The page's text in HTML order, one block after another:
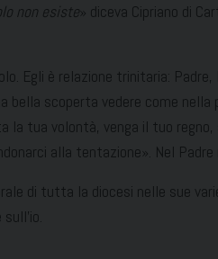
non esiste» diceva Cipriano di
Egli è relazione trinitaria:
bella scoperta vedere come
la tua volontà, venga il tuo
alla tentazione». Nel Padre
di tutta la diocesi nelle sue